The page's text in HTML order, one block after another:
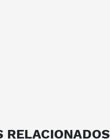
RELACIONADOS